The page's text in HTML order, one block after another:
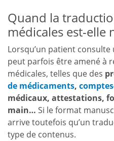
Quand la
médicales est-elle
Lorsqu’un patient
peut parfois être amené à
médicales, telles que des
de médicaments,
médicaux, attestations,
main… Si le format
arrive toutefois qu’un
type de contenus.